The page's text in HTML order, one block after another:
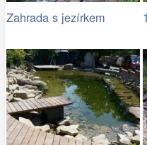
Zahrada s jezírkem